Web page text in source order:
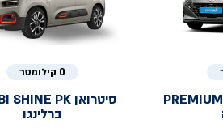
0 קילומטר
סיטרואן SHINE PK
ברלינגו